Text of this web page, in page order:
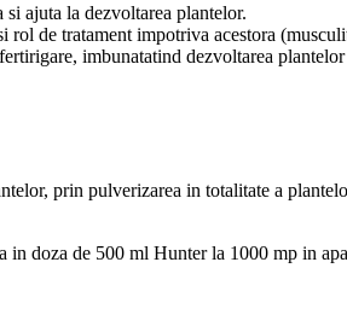
ajuta la dezvoltarea plantelor.
rol de tratament impotriva acestora
imbunatatind dezvoltarea
prin pulverizarea in totalitate a
in doza de 500 ml Hunter la 1000 mp in